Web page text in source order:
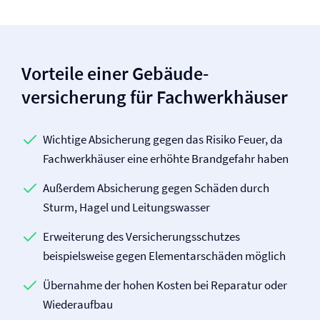
Vorteile einer Gebäude­
versicherung für Fachwerkhäuser
Wichtige Absicherung gegen das Risiko Feuer, da
Fachwerkhäuser eine erhöhte Brandgefahr haben
Außerdem Absicherung gegen Schäden durch
Sturm, Hagel und Leitungswasser
Erweiterung des Versicherungs­schutzes
beispielsweise gegen Elementar­schäden möglich
Übernahme der hohen Kosten bei Reparatur oder
Wiederaufbau